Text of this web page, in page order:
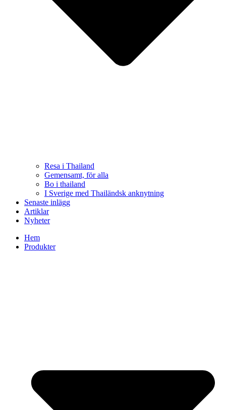
Resa i Thailand
Gemensamt, för alla
Bo i thailand
I Sverige med Thailändsk anknytning
Senaste inlägg
Artiklar
Nyheter
Hem
Produkter